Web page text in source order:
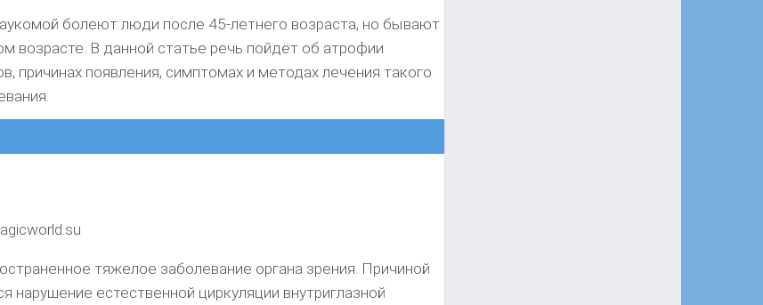
болеют люди после 45-летнего возраста, но бывают
возрасте. В данной статье речь пойдёт об атрофии
причинах появления, симптомах и методах лечения такого
тяжелое заболевание органа зрения. Причиной
нарушение естественной циркуляции внутриглазной